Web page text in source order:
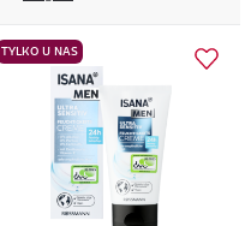
TYLKO U NAS